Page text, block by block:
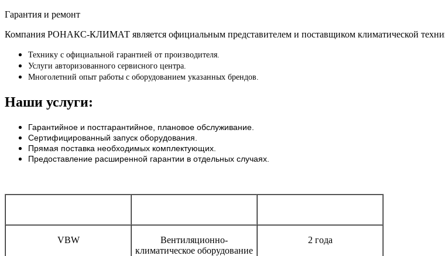
Гарантия и ремонт
Компания РОНАКС-КЛИМАТ является официальным представителем и поставщиком климатической
Технику с официальной гарантией от производителя.
Услуги авторизованного сервисного центра.
Многолетний опыт работы с оборудованием указанных брендов.
Наши услуги:
Гарантийное и постгарантийное, плановое обслуживание.
Сертифицированный запуск оборудования.
Прямая поставка необходимых комплектующих.
Предоставление расширенной гарантии в отдельных случаях.
VBW
Вентиляционно-
климатическое оборудование
2 года